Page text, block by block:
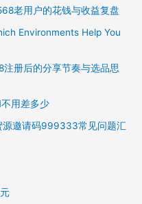
老用户的花钱与收益复盘
Environments Help You
册后的分享节奏与选品思
用差多少
源邀请码999333常见问题汇